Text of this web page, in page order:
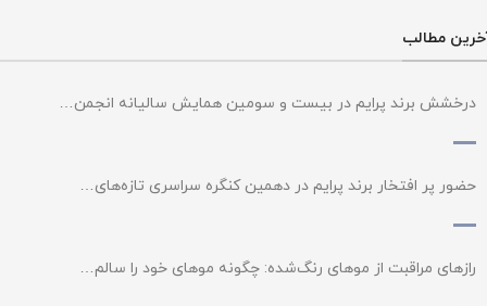
مطالب
درخشش برند پرایم در بیست و سومین همایش سالیانه انجمن…
حضور پر افتخار برند پرایم در دهمین کنگره سراسری تازه‌های…
رازهای مراقبت از موهای رنگ‌شده: چگونه موهای خود را سالم…